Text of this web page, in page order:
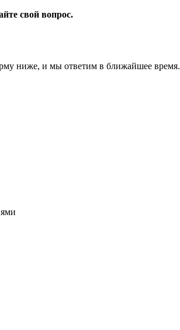
свой вопрос.
ниже, и мы ответим в ближайшее время.